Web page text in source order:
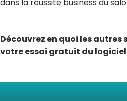
dans la réussite business du
Découvrez en quoi les autres
votreessai gratuit du logiciel